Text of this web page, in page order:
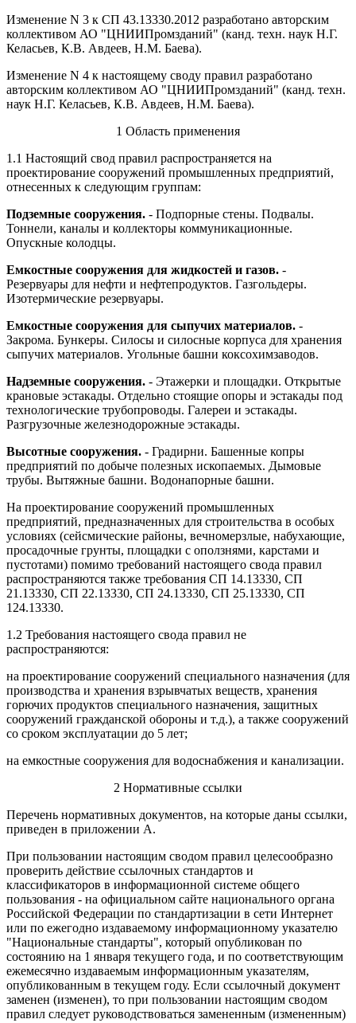
Изменение N 3 к СП 43.13330.2012 разработано авторским
коллективом АО "ЦНИИПромзданий" (канд. техн. наук Н.Г.
Келасьев, К.В. Авдеев, Н.М. Баева).
Изменение N 4 к настоящему своду правил разработано
авторским коллективом АО "ЦНИИПромзданий" (канд. техн.
наук Н.Г. Келасьев, К.В. Авдеев, Н.М. Баева).
1 Область применения
1.1 Настоящий свод правил распространяется на
проектирование сооружений промышленных предприятий,
отнесенных к следующим группам:
Подземные сооружения. - Подпорные стены. Подвалы.
Тоннели, каналы и коллекторы коммуникационные.
Опускные колодцы.
Емкостные сооружения для жидкостей и газов. -
Резервуары для нефти и нефтепродуктов. Газгольдеры.
Изотермические резервуары.
Емкостные сооружения для сыпучих материалов. -
Закрома. Бункеры. Силосы и силосные корпуса для хранения
сыпучих материалов. Угольные башни коксохимзаводов.
Надземные сооружения. - Этажерки и площадки. Открытые
крановые эстакады. Отдельно стоящие опоры и эстакады под
технологические трубопроводы. Галереи и эстакады.
Разгрузочные железнодорожные эстакады.
Высотные сооружения. - Градирни. Башенные копры
предприятий по добыче полезных ископаемых. Дымовые
трубы. Вытяжные башни. Водонапорные башни.
На проектирование сооружений промышленных
предприятий, предназначенных для строительства в особых
условиях (сейсмические районы, вечномерзлые, набухающие,
просадочные грунты, площадки с оползнями, карстами и
пустотами) помимо требований настоящего свода правил
распространяются также требования СП 14.13330, СП
21.13330, СП 22.13330, СП 24.13330, СП 25.13330, СП
124.13330.
1.2 Требования настоящего свода правил не
распространяются:
на проектирование сооружений специального назначения (для
производства и хранения взрывчатых веществ, хранения
горючих продуктов специального назначения, защитных
сооружений гражданской обороны и т.д.), а также сооружений
со сроком эксплуатации до 5 лет;
на емкостные сооружения для водоснабжения и канализации.
2 Нормативные ссылки
Перечень нормативных документов, на которые даны ссылки,
приведен в приложении А.
При пользовании настоящим сводом правил целесообразно
проверить действие ссылочных стандартов и
классификаторов в информационной системе общего
пользования - на официальном сайте национального органа
Российской Федерации по стандартизации в сети Интернет
или по ежегодно издаваемому информационному указателю
"Национальные стандарты", который опубликован по
состоянию на 1 января текущего года, и по соответствующим
ежемесячно издаваемым информационным указателям,
опубликованным в текущем году. Если ссылочный документ
заменен (изменен), то при пользовании настоящим сводом
правил следует руководствоваться замененным (измененным)